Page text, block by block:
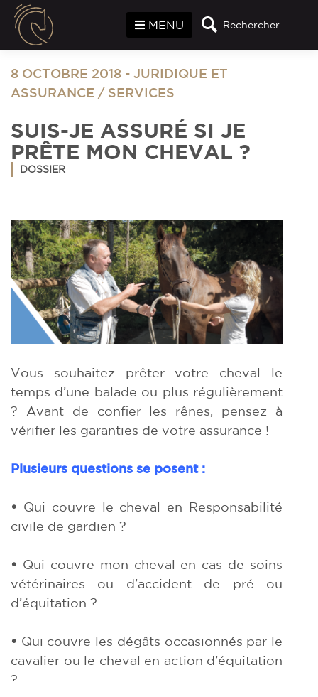
Rechercher...
MENU
8 OCTOBRE 2018 - JURIDIQUE ET
ASSURANCE / SERVICES
SUIS-JE ASSURÉ SI JE
PRÊTE MON CHEVAL ?
DOSSIER
Vous souhaitez prêter votre cheval le
temps d’une balade ou plus régulièrement
? Avant de confier les rênes, pensez à
vérifier les garanties de votre assurance !
Plusieurs questions se posent :
• Qui couvre le cheval en Responsabilité
civile de gardien ?
• Qui couvre mon cheval en cas de soins
vétérinaires ou d’accident de pré ou
d’équitation ?
• Qui couvre les dégâts occasionnés par le
cavalier ou le cheval en action d’équitation
?
Panneau de gestion des cookies